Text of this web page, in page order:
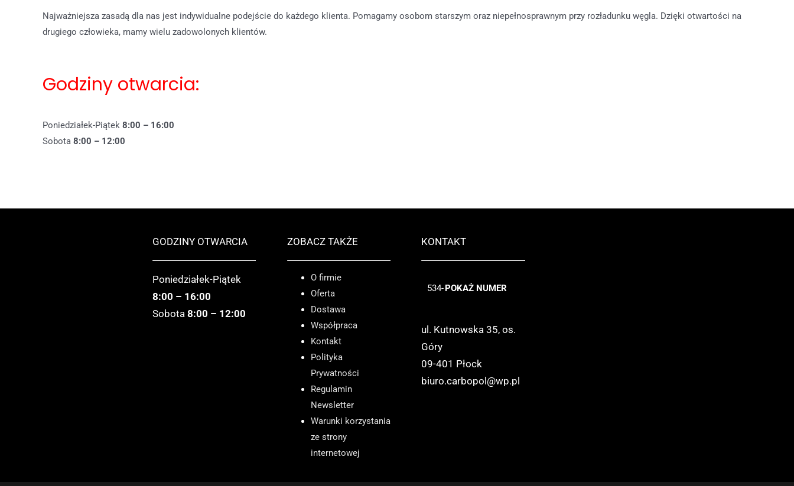
Najważniejsza zasadą dla nas jest indywidualne podejście do każdego klienta. Pomagamy osobom starszym oraz niepełnosprawnym przy rozładunku węgla. Dzięki otwartości na
drugiego człowieka, mamy wielu zadowolonych klientów.
Godziny otwarcia:
Poniedziałek-Piątek 8:00 – 16:00
Sobota 8:00 – 12:00
GODZINY OTWARCIA
Poniedziałek-Piątek
8:00 – 16:00
Sobota 8:00 – 12:00
ZOBACZ TAKŻE
O firmie
Oferta
Dostawa
Współpraca
Kontakt
Polityka
Prywatności
Regulamin
Newsletter
Warunki korzystania
ze strony
internetowej
KONTAKT
534-POKAŻ NUMER
ul. Kutnowska 35, os.
Góry
09-401 Płock
biuro.carbopol@wp.pl